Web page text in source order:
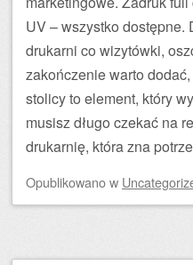
UV – wszystko dostępne.
drukarni co wizytówki,
zakończenie warto
stolicy to element, który
musisz długo czekać na
drukarnię, która zna
Opublikowanow